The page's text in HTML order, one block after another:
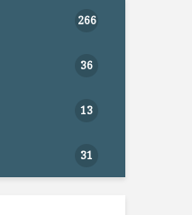
266
36
13
31